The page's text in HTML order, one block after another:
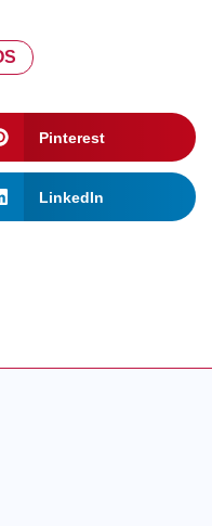
Pinterest
LinkedIn